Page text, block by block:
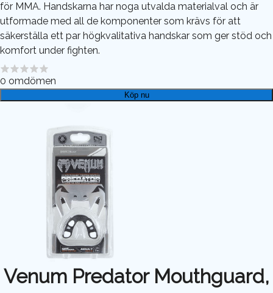
för MMA. Handskarna har noga utvalda materialval och är
utformade med all de komponenter som krävs för att
säkerställa ett par högkvalitativa handskar som ger stöd och
komfort under fighten.
0 omdömen
Köp nu
Venum Predator Mouthguard,